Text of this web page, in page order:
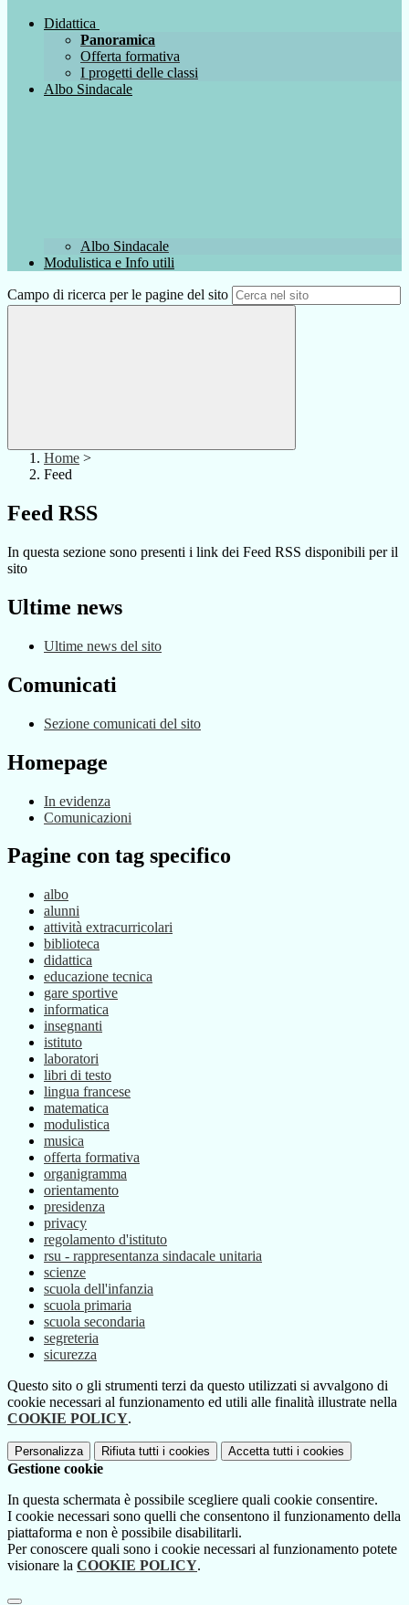
Didattica
Panoramica
Offerta formativa
I progetti delle classi
Albo Sindacale
Albo Sindacale
Modulistica e Info utili
Campo di ricerca per le pagine del sito
Home >
Feed
Feed RSS
In questa sezione sono presenti i link dei Feed RSS disponibili per il
sito
Ultime news
Ultime news del sito
Comunicati
Sezione comunicati del sito
Homepage
In evidenza
Comunicazioni
Pagine con tag specifico
albo
alunni
attività extracurricolari
biblioteca
didattica
educazione tecnica
gare sportive
informatica
insegnanti
istituto
laboratori
libri di testo
lingua francese
matematica
modulistica
musica
offerta formativa
organigramma
orientamento
presidenza
privacy
regolamento d'istituto
rsu - rappresentanza sindacale unitaria
scienze
scuola dell'infanzia
scuola primaria
scuola secondaria
segreteria
sicurezza
Questo sito o gli strumenti terzi da questo utilizzati si avvalgono di
cookie necessari al funzionamento ed utili alle finalità illustrate nella
COOKIE POLICY.
Personalizza Rifiuta tutti i cookies Accetta tutti i cookies
Gestione cookie
In questa schermata è possibile scegliere quali cookie consentire.
I cookie necessari sono quelli che consentono il funzionamento della
piattaforma e non è possibile disabilitarli.
Per conoscere quali sono i cookie necessari al funzionamento potete
visionare la COOKIE POLICY.